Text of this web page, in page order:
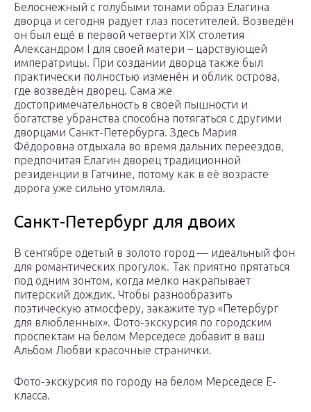
Белоснежный с голубыми тонами образ Елагина
дворца и сегодня радует глаз посетителей. Возведён
он был ещё в первой четверти XIX столетия
Александром I для своей матери – царствующей
императрицы. При создании дворца также был
практически полностью изменён и облик острова,
где возведён дворец. Сама же
достопримечательность в своей пышности и
богатстве убранства способна потягаться с другими
дворцами Санкт-Петербурга. Здесь Мария
Фёдоровна отдыхала во время дальних переездов,
предпочитая Елагин дворец традиционной
резиденции в Гатчине, потому как в её возрасте
дорога уже сильно утомляла.
Санкт-Петербург для двоих
В сентябре одетый в золото город — идеальный фон
для романтических прогулок. Так приятно прятаться
под одним зонтом, когда мелко накрапывает
питерский дождик. Чтобы разнообразить
поэтическую атмосферу, закажите тур «Петербург
для влюбленных». Фото-экскурсия по городским
проспектам на белом Мерседесе добавит в ваш
Альбом Любви красочные странички.
Фото-экскурсия по городу на белом Мерседесе Е-
класса.